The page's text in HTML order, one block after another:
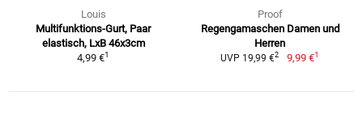
Louis
Multifunktions-Gurt, Paar
elastisch, LxB 46x3cm
4,99 €1
Proof
Regengamaschen Damen und
Herren
UVP 19,99 €2 9,99 €1